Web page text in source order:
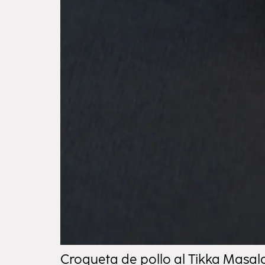
Croqueta de pollo al Tikka